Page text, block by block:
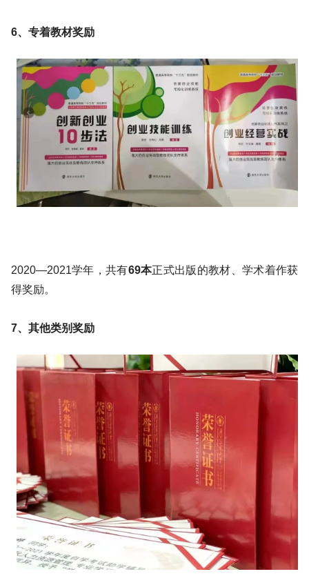
6、专着教材奖励
2020—2021学年，共有69本正式出版的教材、学术着作获
得奖励。
7、其他类别奖励